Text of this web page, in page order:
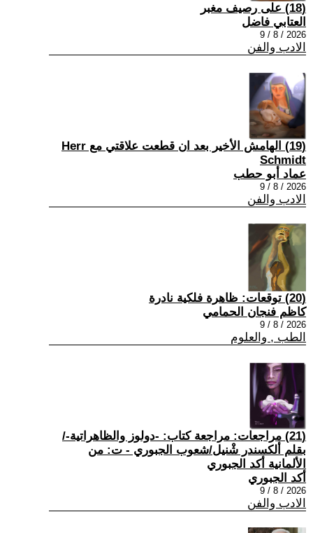
(18) على رصيف مغبر
العتابي فاضل
2026 / 8 / 9
الادب والفن
(19) الهامش الأخير بعد ان قطعت علاقتي مع Herr
Schmidt
عماد أبو حطب
2026 / 8 / 9
الادب والفن
(20) توقعات: ظاهرة فلكية نادرة
كاظم فنجان الحمامي
2026 / 8 / 9
الطب , والعلوم
(21) مراجعات: مراجعة كتاب: -دولوز والظاهراتية-/
بقلم ألكسندر شْنيل/شعوب الجبوري - ت: من
الألمانية أكد الجبوري
أكد الجبوري
2026 / 8 / 9
الادب والفن